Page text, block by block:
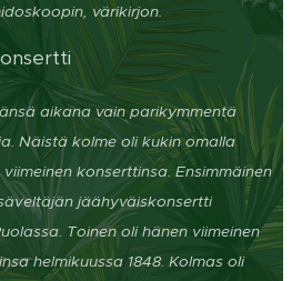
värikirjon.
aikana vain parikymmentä
Näistä kolme oli kukin omalla
konserttinsa. Ensimmäinen
jäähyväiskonsertti
Toinen oli hänen viimeinen
helmikuussa 1848. Kolmas oli